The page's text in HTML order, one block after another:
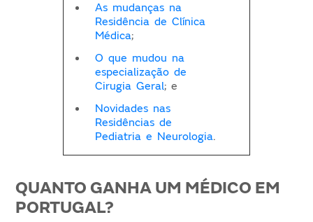
As mudanças na
Residência de Clínica
Médica;
O que mudou na
especialização de
Cirugia Geral; e
Novidades nas
Residências de
Pediatria e Neurologia.
QUANTO GANHA UM MÉDICO EM
PORTUGAL?